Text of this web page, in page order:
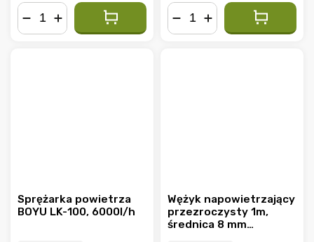
Sprężarka powietrza
BOYU LK-100, 6000l/h
Wężyk napowietrzający
przezroczysty 1m,
średnica 8 mm